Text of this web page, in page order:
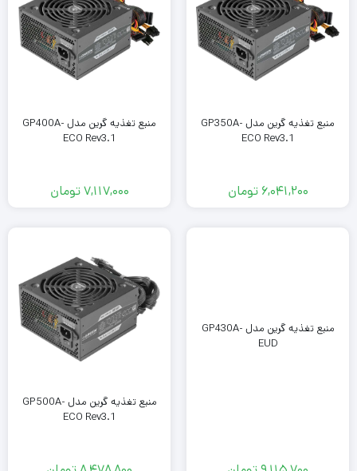
منبع تغذیه گرین مدل GP350A-
ECO Rev3.1
6,041,200 تومان
منبع تغذیه گرین مدل GP400A-
ECO Rev3.1
7,117,000تومان
منبع تغذیه گرین مدل GP430A-
EUD
منبع تغذیه گرین مدل GP500A-
ECO Rev3.1